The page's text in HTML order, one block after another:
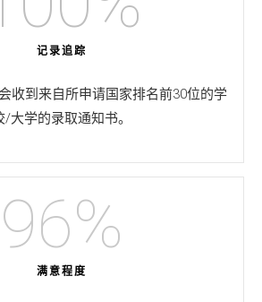
记录追踪
收到来自所申请国家排名前30位的学
/大学的录取通知书。
满意程度
96%